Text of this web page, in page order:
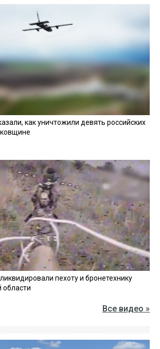
как уничтожили девять российских
пехоту и бронетехнику
области
Все видео »